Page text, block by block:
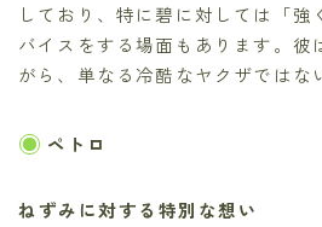
しており、特に碧に対しては「強
バイスをする場面もあります。彼
がら、単なる冷酷なヤクザではな
ペトロ
ねずみに対する特別な想い